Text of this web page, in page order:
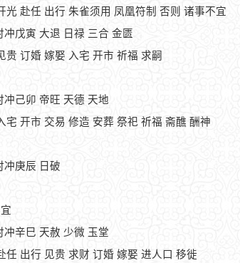
光 赴任 出行 朱雀须用 凤凰符制 否则 诸事不宜
戊寅 大退 日禄 三合 金匮
贵 订婚 嫁娶 入宅 开市 祈福 求嗣
冲己卯 帝旺 天德 天地
宅 开市 交易 修造 安葬 祭祀 祈福 斋醮 酬神
冲庚辰 日破
冲辛巳 天赦 少微 玉堂
任 出行 见贵 求财 订婚 嫁娶 进人口 移徙